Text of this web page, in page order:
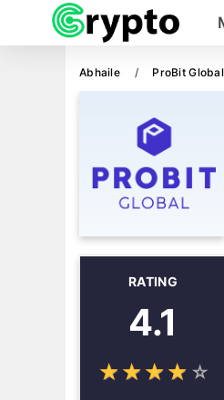
Abhaile ProBit
RATING
4.1
☆☆☆☆ ☆
★★★★ ★